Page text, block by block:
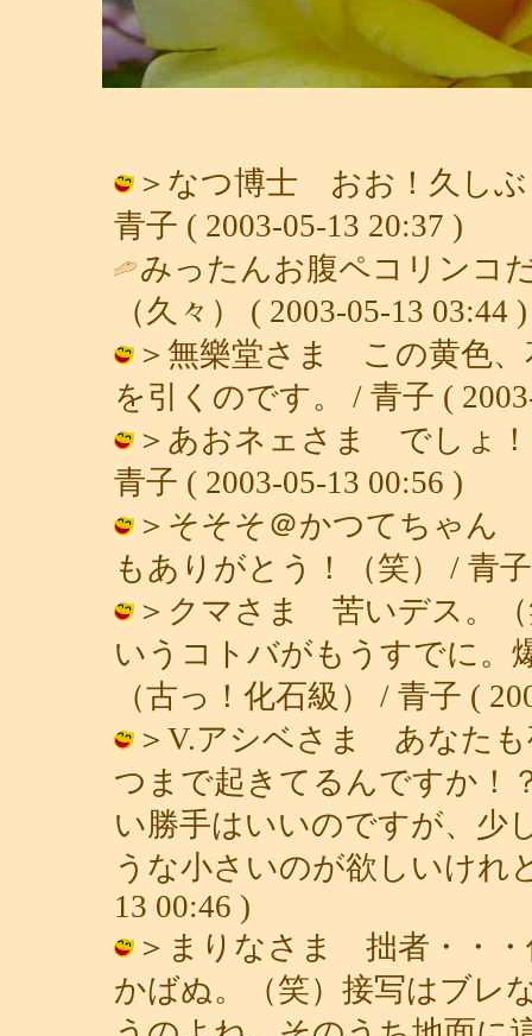
＞なつ博士 おお！久しぶ
青子 ( 2003-05-13 20:37 )
みったんお腹ペコリンコ
（久々） ( 2003-05-13 03:44 )
＞無樂堂さま この黄色、
を引くのです。 / 青子 (
＞あおネェさま でしょ！
青子 ( 2003-05-13 00:56 )
＞そそそ＠かつてちゃん
もありがとう！（笑） / 青
＞クマさま 苦いデス。（
いうコトバがもうすでに。
（古っ！化石級） / 青子 (
＞V.アシベさま あなたも
つまで起きてるんですか！
い勝手はいいのですが、少
うな小さいのが欲しいけれ
13 00:46 )
＞まりなさま 拙者・・・
かばぬ。（笑）接写はブレ